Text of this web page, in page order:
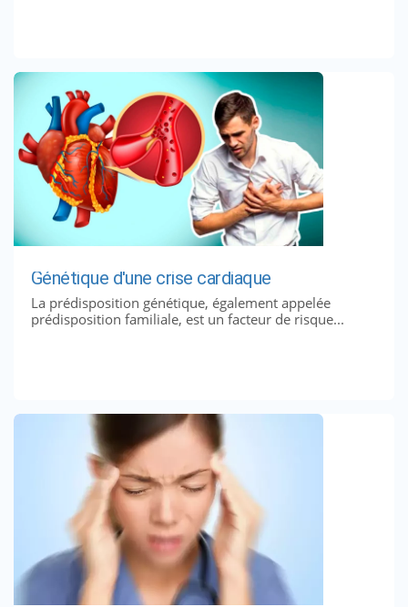
Génétique d'une crise cardiaque
La prédisposition génétique, également appelée
prédisposition familiale, est un facteur de risque...